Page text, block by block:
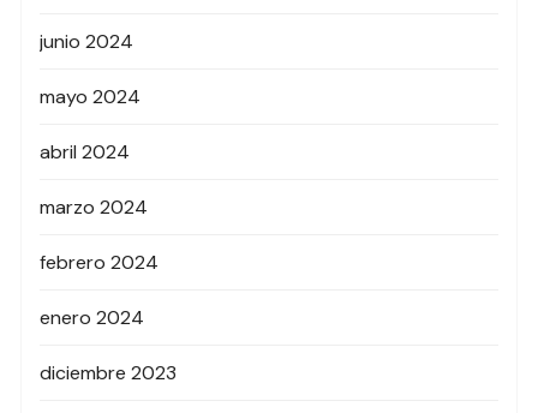
junio 2024
mayo 2024
abril 2024
marzo 2024
febrero 2024
enero 2024
diciembre 2023